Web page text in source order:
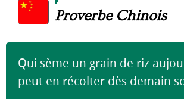
Proverbe Chinois
Qui sème un grain de riz
peut en récolter dès demain